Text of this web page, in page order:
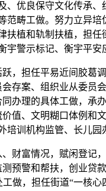
良保守文化传承、
畴工做。努力立异
植和轨制扶植，担
宇警示标记、衡宇平安
担任平易近间胶葛
存案、组织业从委
办理的具体工做，
值、文明糊口体例
培训机构监管、长儿园
富情况，赋闲登记
预警和帮扶，创业
做，担任街道“一核